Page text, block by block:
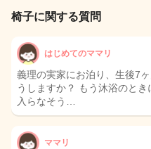
椅子に関する質問
はじめてのママリ
義理の実家にお泊り、生後7
うしますか？ もう沐浴のと
入らなそう…
ママリ